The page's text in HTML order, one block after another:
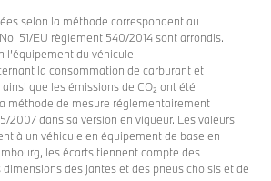
selon la méthode correspondent au
51/EU règlement 540/2014 sont arrondis.
l’équipement du véhicule.
la consommation de carburant et
que les émissions de CO₂ ont été
méthode de mesure réglementairement
2007 dans sa version en vigueur. Les valeurs
à un véhicule en équipement de base en
les écarts tiennent compte des
des jantes et des pneus choisis et de